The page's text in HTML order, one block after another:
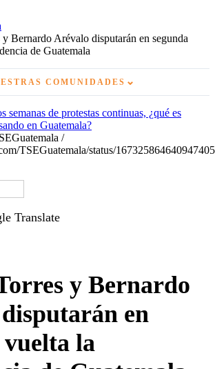
y Bernardo Arévalo disputarán en segunda
de Guatemala
COMUNIDADES ⌄
/
TSEGuatemala/status/
Translate
y Bernardo
en
vuelta la